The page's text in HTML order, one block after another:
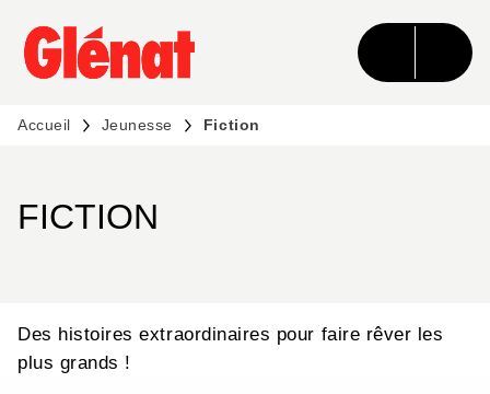
MENU RECHERCHE CONTENU
PIED DE PAGE
Accueil Jeunesse Fiction
FICTION
Des histoires extraordinaires pour faire rêver les
plus grands !